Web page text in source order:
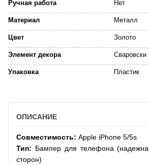
Ручная работа Нет
Материал Металл
Цвет Золото
Элемент декора Сваровски
Упаковка Пластик
ОПИСАНИЕ
Совместимость: Apple iPhone 5/5s
Тип: Бампер для телефона
сторон)